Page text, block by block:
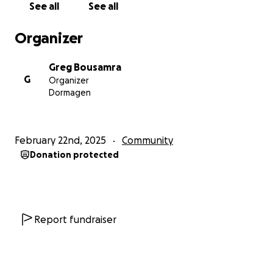
der anderen Anlagen auf dem Jugendplatz
Vielen Dank für Ihre Unterstützung und auf bald auf
der Minirampe in Delhoven!
See all See all
Organizer
G
Greg Bousamra
Organizer
Dormagen
February 22nd, 2025 Community
Donation protected
Report fundraiser